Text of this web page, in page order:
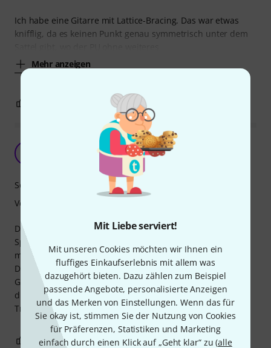
Mit Liebe serviert!
Mit unseren Cookies möchten wir Ihnen ein
fluffiges Einkaufserlebnis mit allem was
dazugehört bieten. Dazu zählen zum Beispiel
passende Angebote, personalisierte Anzeigen
und das Merken von Einstellungen. Wenn das für
Sie okay ist, stimmen Sie der Nutzung von Cookies
für Präferenzen, Statistiken und Marketing
einfach durch einen Klick auf „Geht klar“ zu (alle
Ich habe eine Gitarre mit Lattice-Bracing. Das war etwas
knifflig, da es keinen Punkt genau symmetrisch unter dem
Mehr anzeigen
BEWERTUNG MELDEN
Irre guter sound
MajoMajo 26.08.2019
Dieser Tonabnehmer ist klanglich ein Hammer, einem
Spitzenklassemikrofon ebenbürtig. Der Originalklang
meiner Konzertgitarre scheint nahezu unverfälscht.
Der Einbau war nicht ohne - am liebsten hätte ich die
Gitarre auseinandergenommen. Für einen Männerarm (für
die Innenmontage) unmöglich. Geht nur mit Tricks.
Trotzallem in der Funktion super.
Sound
Verarbeitung
0 BEWERTUNG MELDEN